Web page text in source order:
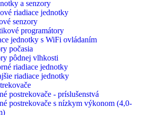
a senzory
riadiace jednotky
senzory
programátory
jednotky s WiFi ovládaním
počasia
pôdnej vlhkosti
riadiace jednotky
riadiace jednotky
postrekovače - príslušenstvá
postrekovače s nízkym výkonom (4,0-